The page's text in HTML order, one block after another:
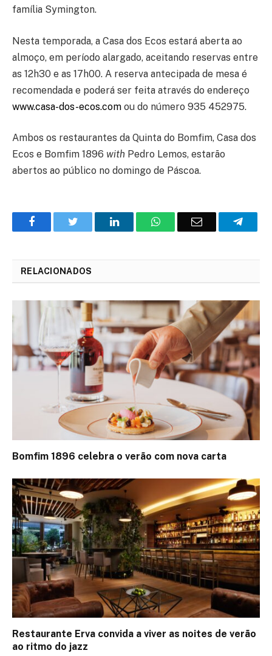
família Symington.
Nesta temporada, a Casa dos Ecos estará aberta ao
almoço, em período alargado, aceitando reservas entre
as 12h30 e as 17h00. A reserva antecipada de mesa é
recomendada e poderá ser feita através do endereço
www.casa-dos-ecos.com ou do número 935 452975.
Ambos os restaurantes da Quinta do Bomfim, Casa dos
Ecos e Bomfim 1896 with Pedro Lemos, estarão
abertos ao público no domingo de Páscoa.
FacebookTwitter
O
WhatsAppE-
RELACIONADOS
Bomfim 1896 celebra o verão com nova carta
Restaurante Erva convida a viver as noites de verão
ao ritmo do jazz